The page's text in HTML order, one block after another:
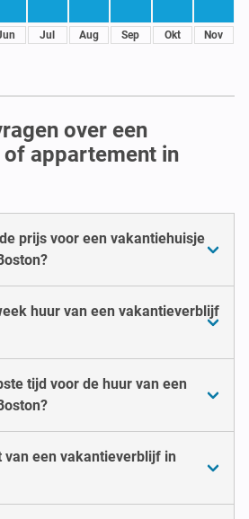
Jul Aug Sep Okt Nov
over een
appartement in
prijs voor een vakantiehuisje
huur van een vakantieverblijf
tijd voor de huur van een
van een vakantieverblijf in